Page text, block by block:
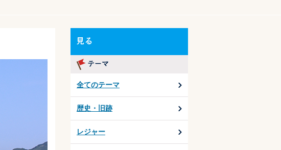
全てのテーマ
歴史・旧跡
レジャー